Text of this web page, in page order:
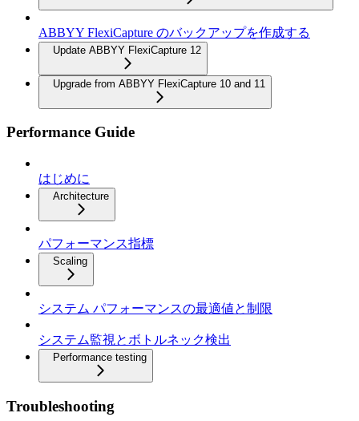
ABBYY FlexiCapture のバックアップを作成する
Update ABBYY FlexiCapture 12
Upgrade from ABBYY FlexiCapture 10 and 11
Performance Guide
はじめに
Architecture
パフォーマンス指標
Scaling
システム パフォーマンスの最適値と制限
システム監視とボトルネック検出
Performance testing
Troubleshooting